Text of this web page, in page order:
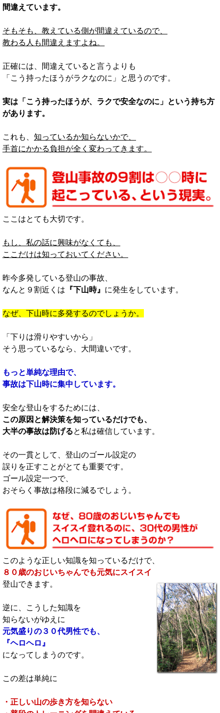
間違えています。
そもそも、教えている側が間違えているので、
教わる人も間違えますよね。
正確には、間違えていると言うよりも
「こう持ったほうがラクなのに」と思うのです。
実は「こう持ったほうが、ラクで安全なのに」という持ち方
があります。
これも、 知っているか知らないかで、
手首にかかる負担が全く変わってきます。
ここはとても大切です。
もし、私の話に興味がなくても、
ここだけは知っておいてください。
昨今多発している登山の事故、
なんと９割近くは 『下山時』 に発生をしています。
なぜ、下山時に多発するのでしょうか。
「下りは滑りやすいから」
そう思っているなら、大間違いです。
もっと単純な理由で、
事故は下山時に集中しています。
安全な登山をするためには、
この原因と解決策を知っているだけでも、
大半の事故は防げると私は確信しています。
その一貫として、登山のゴール設定の
誤りを正すことがとても重要です。
ゴール設定一つで、
おそらく事故は格段に減るでしょう。
このような正しい知識を知っているだけで、
８０歳のおじいちゃんでも元気にスイスイ
登山できます。
逆に、こうした知識を
知らないがゆえに
元気盛りの３０代男性でも、
『ヘロヘロ』
になってしまうのです。
この差は単純に
・正しい山の歩き方を知らない